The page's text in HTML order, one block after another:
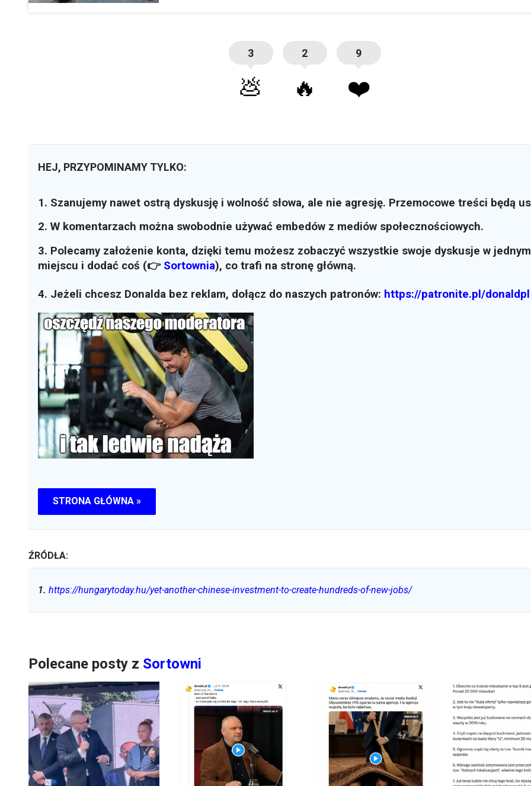
3
💩
2
🔥
9
❤️
HEJ, PRZYPOMINAMY TYLKO:
1. Szanujemy nawet ostrą dyskusję i wolność słowa, ale nie agresję. Przemocowe treści będą
2. W komentarzach można swobodnie używać embedów z mediów społecznościowych.
3. Polecamy założenie konta, dzięki temu możesz zobaczyć wszystkie swoje dyskusje w jednym
miejscu i dodać coś (👉 Sortownia), co trafi na stronę główną.
4. Jeżeli chcesz Donalda bez reklam, dołącz do naszych patronów: https://patronite.pl/donaldpl
STRONA GŁÓWNA »
ŹRÓDŁA:
1. https://hungarytoday.hu/yet-another-chinese-investment-to-create-hundreds-of-new-jobs/
Polecane posty z Sortowni